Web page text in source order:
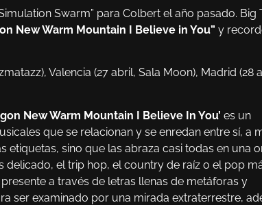
Swarm” para Colbert el año pasado. Big
New Warm Mountain I Believe in You” y
Valencia (27 abril, Sala Moon), Madrid (28
New Warm Mountain I Believe In You’ es un
que se relacionan y se enredan entre sí, a
etiquetas, sino que las abraza casi todas en una
el trip hop, el country de raíz o el pop
a través de letras llenas de metáforas y
ser examinado por una mirada extraterrestre,